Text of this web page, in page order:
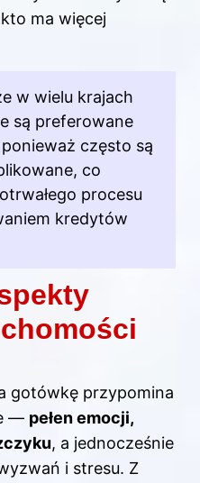
ma więcej
w wielu krajach
są preferowane
często są
co
procesu
kredytów
gotówkę przypomina
— pełen emocji,
, a jednocześnie
i stresu. Z